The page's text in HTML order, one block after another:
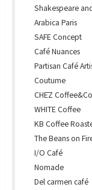
Shakespeare
Arabica Paris
SAFE Concept
Café Nuances
Partisan Café
Coutume
CHĒZ Coffee&Co
WHITE Coffee
KB Coffee
The Beans on
I/O Café
Nomade
Del carmen café